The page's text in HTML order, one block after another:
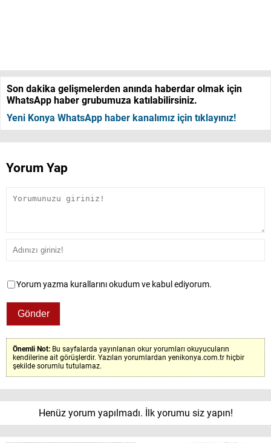
Son dakika gelişmelerden anında haberdar olmak için
WhatsApp haber grubumuza katılabilirsiniz.
Yeni Konya WhatsApp haber kanalımız için tıklayınız!
Yorum Yap
Yorum yazma kurallarını okudum ve kabul ediyorum.
Önemli Not: Bu sayfalarda yayınlanan okur yorumları okuyucuların
kendilerine ait görüşlerdir. Yazılan yorumlardan yenikonya.com.tr hiçbir
şekilde sorumlu tutulamaz.
Henüz yorum yapılmadı. İlk yorumu siz yapın!